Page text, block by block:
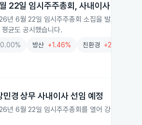
22일 임시주주총회, 사내이사 선임 안
년 6월 22일 임시주주총회 소집을 발표하며
균도 공시했습니다.
0.00% 방산 +1.46% 친환경 +2.62%
경 상무 사내이사 선임 예정
년 6월 22일 임시주주총회를 열어 강민경 재